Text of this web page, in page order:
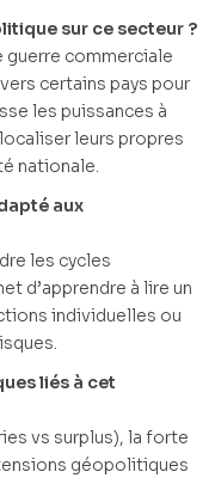
sur ce secteur ?
guerre commerciale
certains pays pour
les puissances à
leurs propres
nationale.
aux
les cycles
d’apprendre à lire un
individuelles ou
liés à cet
vs surplus), la forte
géopolitiques